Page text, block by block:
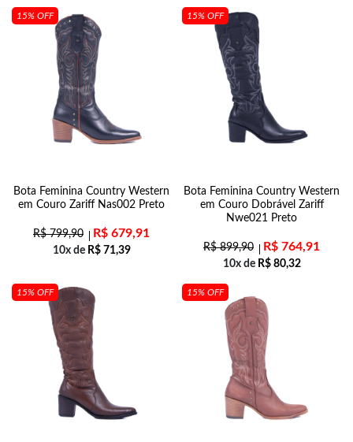
15% OFF
Bota Feminina Country Western
em Couro Zariff Nas002 Preto
R$799,90 R$ 679,91
10x de R$71,39
15% OFF
Bota Feminina Country Western
em Couro Dobrável Zariff
Nwe021 Preto
R$899,90 R$ 764,91
10x de R$80,32
15% OFF 15% OFF